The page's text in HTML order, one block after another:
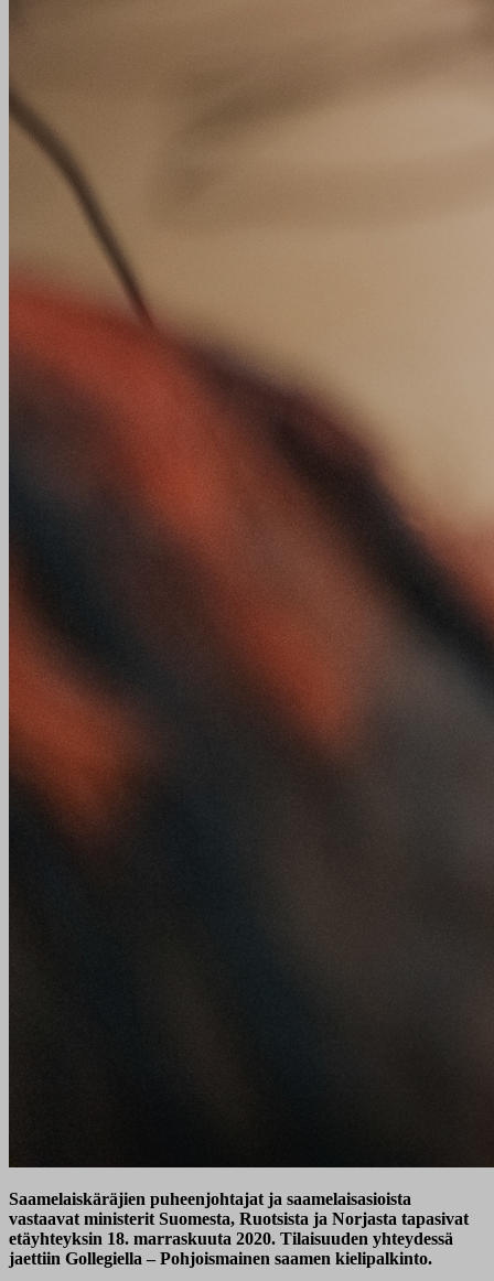
Saamelaiskäräjien puheenjohtajat ja saamelaisasioista
vastaavat ministerit Suomesta, Ruotsista ja Norjasta tapasivat
etäyhteyksin 18. marraskuuta 2020. Tilaisuuden yhteydessä
jaettiin Gollegiella – Pohjoismainen saamen kielipalkinto.